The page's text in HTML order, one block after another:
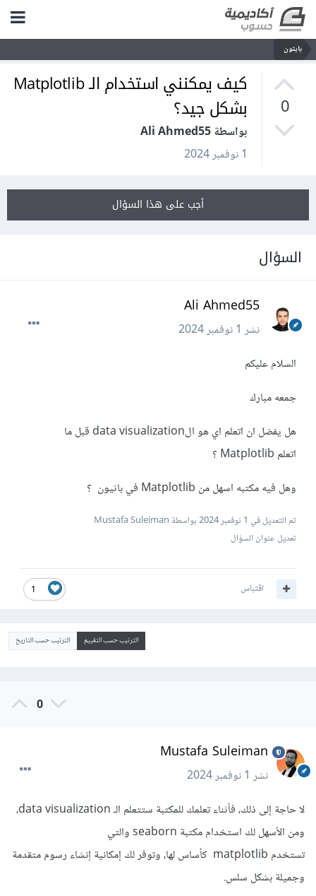
بايثون
0
كيف يمكنني استخدام الـ Matplotlib
بشكل جيد؟
بواسطة Ali Ahmed55
1 نوفمبر 2024
أجب على هذا السؤال
السؤال
Ali Ahmed55
نشر1 نوفمبر 2024
السلام عليكم
جمعه مبارك
هل يفضل ان اتعلم اي هو الdata visualization قبل ما
اتعلم Matplotlib ؟
وهل فيه مكتبه اسهل من Matplotlib في باثيون ؟
تم التعديل في 1 نوفمبر 2024
بواسطة Mustafa Suleiman
تعديل عنوان السؤال
1 اقتباس
الترتيب حسب التقييم الترتيب حسب التاريخ
0
Mustafa Suleiman
نشر1 نوفمبر 2024
لا حاجة إلى ذلك، فأثناء تعلمك للمكتبة ستتعلم الـ data visualization،
ومن الأسهل لك استخدام مكتبة seaborn والتي
تستخدم matplotlib كأساس لها، وتوفر لك إمكانية إنشاء رسوم متقدمة
وجميلة بشكل سلس.